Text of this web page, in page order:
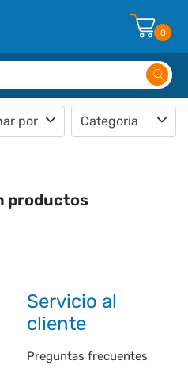
0
Categoria
por
productos
Servicio al
cliente
Preguntas frecuentes